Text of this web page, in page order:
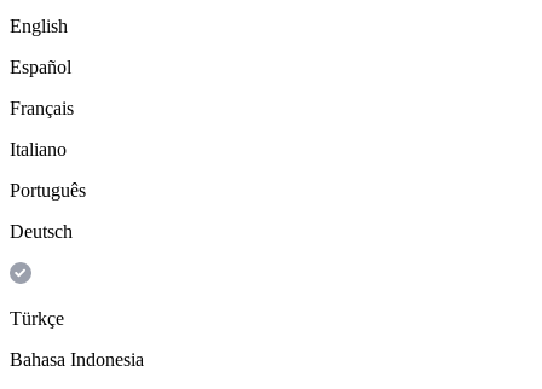
English
Español
Français
Italiano
Português
Deutsch
Türkçe
Bahasa Indonesia